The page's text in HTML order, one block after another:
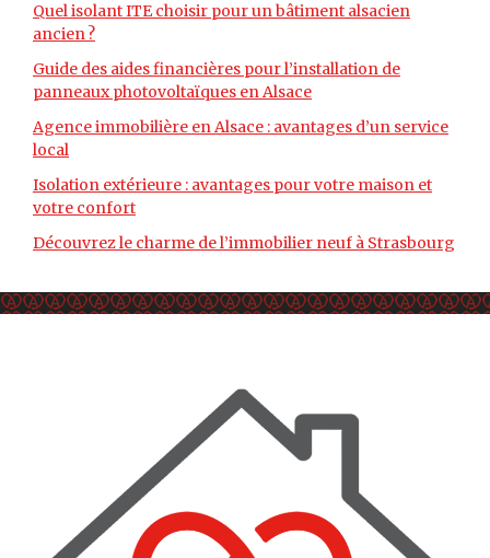
Quel isolant ITE choisir pour un bâtiment alsacien
ancien ?
Guide des aides financières pour l’installation de
panneaux photovoltaïques en Alsace
Agence immobilière en Alsace : avantages d’un service
local
Isolation extérieure : avantages pour votre maison et
votre confort
Découvrez le charme de l’immobilier neuf à Strasbourg